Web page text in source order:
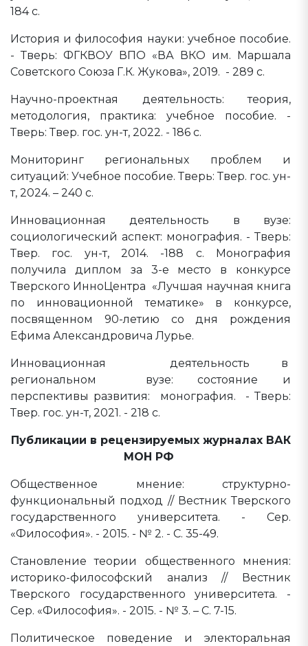
184 с.
История и философия науки: учебное пособие.
- Тверь: ФГКВОУ ВПО «ВА ВКО им. Маршала
Советского Союза Г.К. Жукова», 2019. - 289 с.
Научно-проектная деятельность: теория,
методология, практика: учебное пособие. -
Тверь: Твер. гос. ун-т, 2022. - 186 с.
Мониторинг региональных проблем и
ситуаций: Учебное пособие. Тверь: Твер. гос. ун-
т, 2024. – 240 с.
Инновационная деятельность в вузе:
социологический аспект: монография. - Тверь:
Твер. гос. ун-т, 2014. -188 с. Монография
получила диплом за 3-е место в конкурсе
Тверского ИнноЦентра «Лучшая научная книга
по инновационной тематике» в конкурсе,
посвященном 90-летию со дня рождения
Ефима Александровича Лурье.
Инновационная деятельность в
региональном вузе: состояние и
перспективы развития: монография. - Тверь:
Твер. гос. ун-т, 2021. - 218 с.
Публикации в рецензируемых журналах ВАК
МОН РФ
Общественное мнение: структурно-
функциональный подход // Вестник Тверского
государственного университета. - Сер.
«Философия». - 2015. - № 2. - С. 35-49.
Становление теории общественного мнения:
историко-философский анализ // Вестник
Тверского государственного университета. -
Сер. «Философия». - 2015. - № 3. – С. 7-15.
Политическое поведение и электоральная